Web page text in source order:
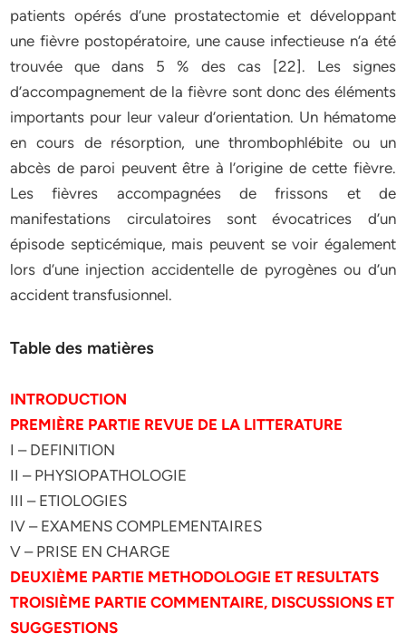
patients opérés d’une prostatectomie et développant
une fièvre postopératoire, une cause infectieuse n’a été
trouvée que dans 5 % des cas [22]. Les signes
d’accompagnement de la fièvre sont donc des éléments
importants pour leur valeur d’orientation. Un hématome
en cours de résorption, une thrombophlébite ou un
abcès de paroi peuvent être à l’origine de cette fièvre.
Les fièvres accompagnées de frissons et de
manifestations circulatoires sont évocatrices d’un
épisode septicémique, mais peuvent se voir également
lors d’une injection accidentelle de pyrogènes ou d’un
accident transfusionnel.
Table des matières
INTRODUCTION
PREMIÈRE PARTIE REVUE DE LA LITTERATURE
I – DEFINITION
II – PHYSIOPATHOLOGIE
III – ETIOLOGIES
IV – EXAMENS COMPLEMENTAIRES
V – PRISE EN CHARGE
DEUXIÈME PARTIE METHODOLOGIE ET RESULTATS
TROISIÈME PARTIE COMMENTAIRE, DISCUSSIONS ET
SUGGESTIONS